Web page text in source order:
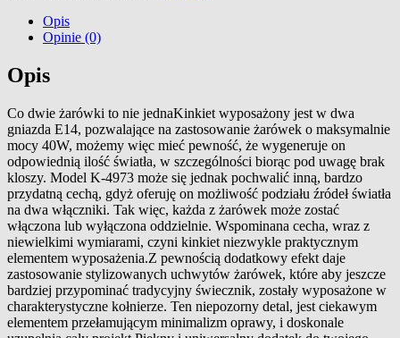
Opis
Opinie (0)
Opis
Co dwie żarówki to nie jednaKinkiet wyposażony jest w dwa
gniazda E14, pozwalające na zastosowanie żarówek o maksymalnie
mocy 40W, możemy więc mieć pewność, że wygeneruje on
odpowiednią ilość światła, w szczególności biorąc pod uwagę brak
kloszy. Model K-4973 może się jednak pochwalić inną, bardzo
przydatną cechą, gdyż oferuję on możliwość podziału źródeł światła
na dwa włączniki. Tak więc, każda z żarówek może zostać
włączona lub wyłączona oddzielnie. Wspominana cecha, wraz z
niewielkimi wymiarami, czyni kinkiet niezwykle praktycznym
elementem wyposażenia.Z pewnością dodatkowy efekt daje
zastosowanie stylizowanych uchwytów żarówek, które aby jeszcze
bardziej przypominać tradycyjny świecznik, zostały wyposażone w
charakterystyczne kołnierze. Ten niepozorny detal, jest ciekawym
elementem przełamującym minimalizm oprawy, i doskonale